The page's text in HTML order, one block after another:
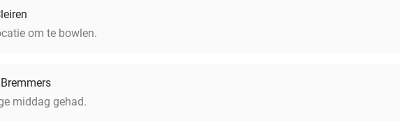
om te bowlen.
middag gehad.